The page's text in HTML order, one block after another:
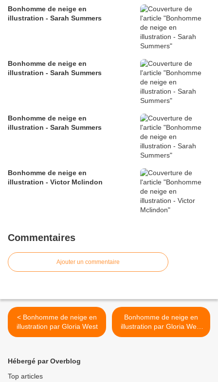
Bonhomme de neige en
illustration - Sarah Summers
Bonhomme de neige en
illustration - Sarah Summers
Bonhomme de neige en
illustration - Sarah Summers
Bonhomme de neige en
illustration - Victor Mclindon
Commentaires
Ajouter un commentaire
< Bonhomme de neige en
illustration par Gloria West
Bonhomme de neige en
illustration par Gloria West
>
Hébergé par Overblog
Top articles